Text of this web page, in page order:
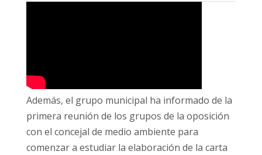
Además, el grupo municipal ha informado de la
primera reunión de los grupos de la oposición
con el concejal de medio ambiente para
comenzar a estudiar la elaboración de la carta